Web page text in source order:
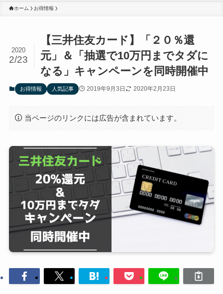
ホーム お得情報
【三井住友カード】「２０％還
元」＆「抽選で10万円までタダに
なる」キャンペーンを同時開催中
2020
2/23
お得情報 人気記事 2019年9月3日 2020年2月23日
当ページのリンクには広告が含まれています。